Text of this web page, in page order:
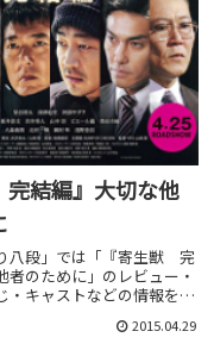
結編』大切な他
八段」では「『寄生獣 完
者のために」のレビュー・
・キャストなどの情報をお
2015.04.29